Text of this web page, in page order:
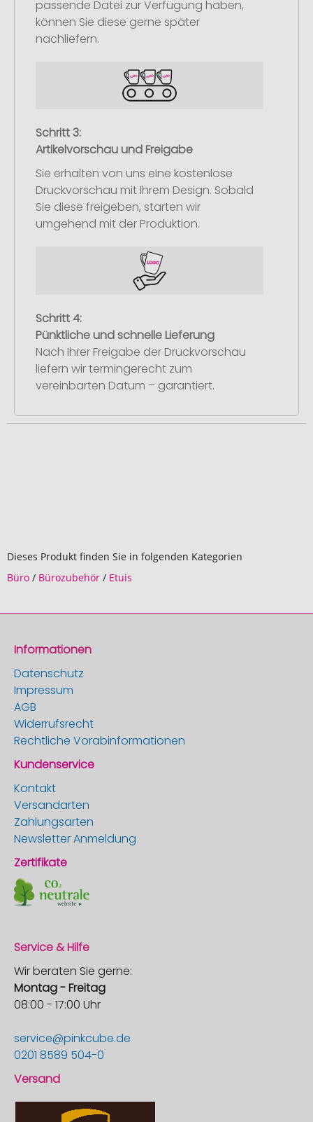
passende Datei zur Verfügung haben,
können Sie diese gerne später
nachliefern.
Schritt 3:
Artikelvorschau und Freigabe
Sie erhalten von uns eine kostenlose
Druckvorschau mit Ihrem Design. Sobald
Sie diese freigeben, starten wir
umgehend mit der Produktion.
Schritt 4:
Pünktliche und schnelle Lieferung
Nach Ihrer Freigabe der Druckvorschau
liefern wir termingerecht zum
vereinbarten Datum – garantiert.
Dieses Produkt finden Sie in folgenden Kategorien
Büro / Bürozubehör / Etuis
Informationen
Datenschutz
Impressum
AGB
Widerrufsrecht
Rechtliche Vorabinformationen
Kundenservice
Kontakt
Versandarten
Zahlungsarten
Newsletter Anmeldung
Zertifikate
Service & Hilfe
Wir beraten Sie gerne:
Montag - Freitag
08:00 - 17:00 Uhr
service@pinkcube.de
0201 8589 504-0
Versand